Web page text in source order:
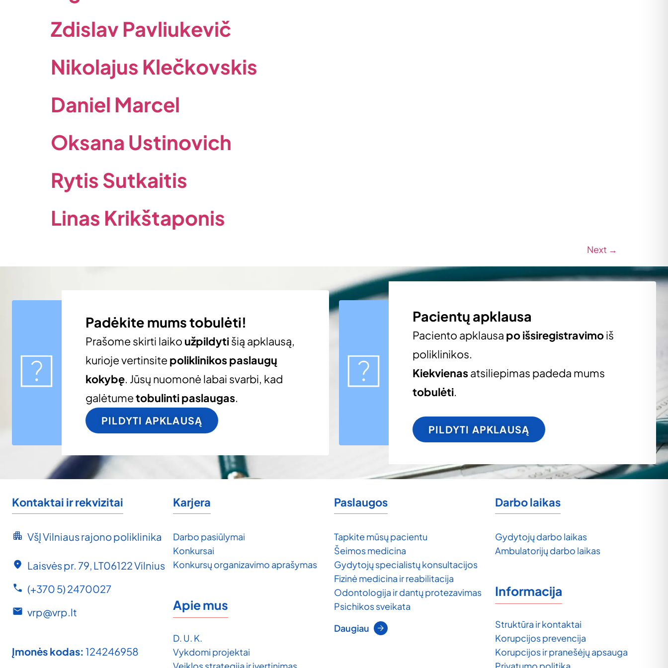
Zdislav Pavliukevič
Nikolajus Klečkovskis
Daniel Marcel
Oksana Ustinovich
Rytis Sutkaitis
Linas Krikštaponis
Next →
Padėkite mums tobulėti!
Prašome skirti laiko užpildytišią apklausą,
kurioje vertinsite poliklinikos paslaugų
kokybę. Jūsų nuomonė labai svarbi, kad
galėtumetobulinti paslaugas.
PILDYTI APKLAUSĄ
Pacientų apklausa
Paciento apklausa po išsiregistravimoiš
poliklinikos.
Kiekvienasatsiliepimas padeda mums
tobulėti.
PILDYTI APKLAUSĄ
Kontaktai ir rekvizitai
VšĮ Vilniaus rajono poliklinika
Laisvės pr. 79, LT06122 Vilnius
(+370 5) 2470027
vrp@vrp.lt
Įmonės kodas: 124246958
Karjera
Darbo pasiūlymai
Konkursai
Konkursų organizavimo aprašymas
Apie mus
D. U. K.
Vykdomi projektai
Paslaugos
Tapkite mūsų pacientu
Šeimos medicina
Gydytojų specialistų konsultacijos
Fizinė medicina ir reabilitacija
Odontologija ir dantų protezavimas
Psichikos sveikata
Daugiau
Darbo laikas
Gydytojų darbo laikas
Ambulatorijų darbo laikas
Informacija
Struktūra ir kontaktai
Korupcijos prevencija
Korupcijos ir pranešėjų apsauga